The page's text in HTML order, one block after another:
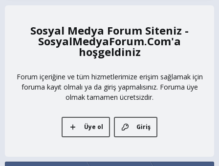
Sosyal Medya Forum Siteniz -
SosyalMedyaForum.Com
Forum içeriğine ve tüm hizmetlerimize erişim sağlamak için
foruma kayıt olmalı ya da giriş yapmalısınız. Foruma üye
olmak tamamen ücretsizdir.
Giriş
Üye ol